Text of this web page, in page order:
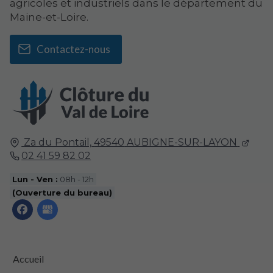
Za du Pontail, 49540 AUBIGNE-SUR-LAYON
02 41 59 82 02
Lun - Ven : 08h - 12h
(Ouverture du bureau)
Accueil
agricoles et industriels dans le département du
Maine-et-Loire.
Contactez-nous